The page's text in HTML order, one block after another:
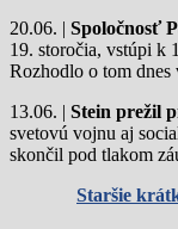
20.06. | Spoločnosť
19. storočia, vstúpi k
Rozhodlo o tom
13.06. | Stein prežil
svetovú vojnu aj
skončil pod tlakom
Staršie